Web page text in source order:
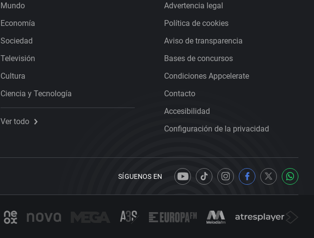
Mundo
Economía
Sociedad
Televisión
Cultura
Ciencia y Tecnología
Ver todo
Advertencia legal
Política de cookies
Aviso de transparencia
Bases de concursos
Condiciones Appcelerate
Contacto
Accesibilidad
Configuración de la privacidad
SÍGUENOS EN